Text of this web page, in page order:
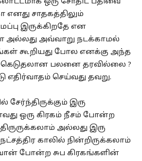
ஒரு சோதிட பதிவை
எனது சாதகத்திலும்
இருக்கிறதே என
அல்லது அவ்வாறு நடக்காமல்
கூறியது போல எனக்கு அந்த
கெடுதலான பலனை தரவில்லை ?
எதிர்வாதம் செய்வது தவறு.
இரு
ஒரு கிரகம் நீசம் போன்ற
அல்லது இரு
காலில் நின்றிருக்கலாம்
போன்ற சுப கிரகங்களின்